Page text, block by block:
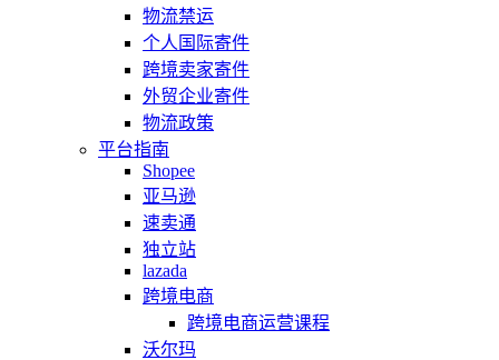
物流禁运
个人国际寄件
跨境卖家寄件
外贸企业寄件
物流政策
平台指南
Shopee
亚马逊
速卖通
独立站
lazada
跨境电商
跨境电商运营课程
沃尔玛